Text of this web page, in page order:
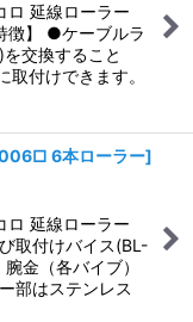
延線ローラー
徴】 ●ケーブルラ
交換すること
付けできます。
6本ローラー]
延線ローラー
取付けバイス(BL-
金（各バイブ）
部はステンレス